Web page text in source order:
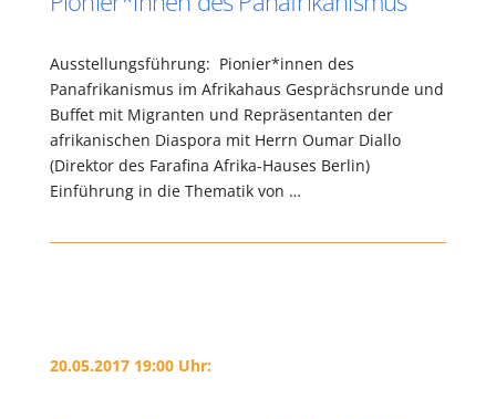
Ausstellungsführung: Pionier*innen des
Panafrikanismus im Afrikahaus Gesprächsrunde und
Buffet mit Migranten und Repräsentanten der
afrikanischen Diaspora mit Herrn Oumar Diallo
(Direktor des Farafina Afrika-Hauses Berlin)
Einführung in die Thematik von …
20.05.2017 19:00 Uhr: